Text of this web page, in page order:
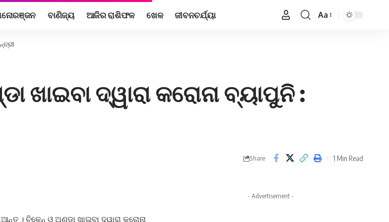
ବାଣିଜ୍ୟ ଆଜିର ରାଶିଫଳ ଖେଳ ଜୀବନଚର୍ଯ୍ୟା
Font
Aa
ଦ୍ୱାରା କରୋନା ବ୍ୟାପୁନି :
Share 1 Min Read
। ଚିକେନ୍ ଓ ଅଣ୍ଡା ଖାଇବା ଦ୍ୱାରା କରୋନା
- Advertisement -